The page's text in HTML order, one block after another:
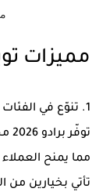
مميزات
1. تنوّع في الفئات وخيارات المحركات
مما يمنح العملاء